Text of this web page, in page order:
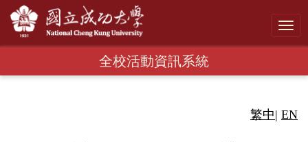
全校活動資訊系統
繁中| EN